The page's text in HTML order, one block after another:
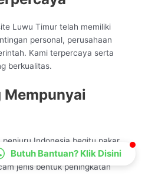
Luwu Timur telah memiliki
personal, perusahaan
Kami terpercaya serta
berkualitas.
Mempunyai
Indonesia begitu pakar
Data Technologi, kami
jenis bentuk peningkatan
Butuh Bantuan? Klik Disini